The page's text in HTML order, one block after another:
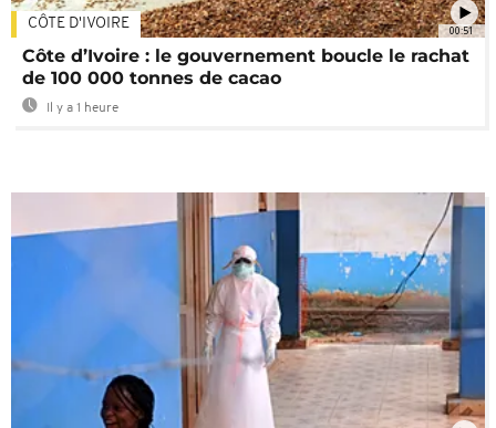
00:51
CÔTE D'IVOIRE
Côte d’Ivoire : le gouvernement boucle le rachat
de 100 000 tonnes de cacao
Il y a 1 heure